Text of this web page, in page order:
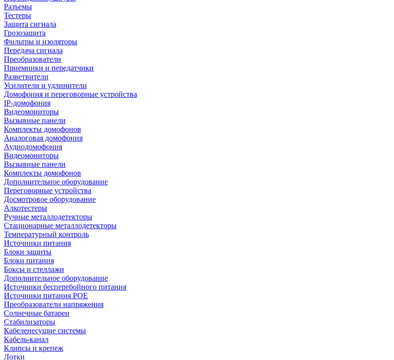
Разъемы
Тестеры
Защита сигнала
Грозозащита
Фильтры и изоляторы
Передача сигнала
Преобразователи
Приемники и передатчики
Разветвители
Усилители и удлинители
Домофония и переговорные устройства
IP-домофония
Видеомониторы
Вызывные панели
Комплекты домофонов
Аналоговая домофония
Аудиодомофония
Видеомониторы
Вызывные панели
Комплекты домофонов
Дополнительное оборудование
Переговорные устройства
Досмотровое оборудование
Алкотестеры
Ручные металлодетекторы
Стационарные металлодетекторы
Температурный контроль
Источники питания
Блоки защиты
Блоки питания
Боксы и стеллажи
Дополнительное оборудование
Источники бесперебойного питания
Источники питания POE
Преобразователи напряжения
Солнечные батареи
Стабилизаторы
Кабеленесущие системы
Кабель-канал
Клипсы и крепеж
Лотки